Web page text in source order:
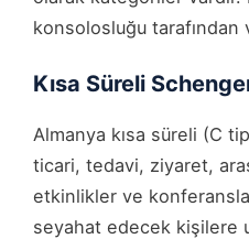
konsolosluğu tarafından
Kısa Süreli
Almanya kısa süreli (C
ticari, tedavi, ziyaret,
etkinlikler ve
seyahat edecek kişilere